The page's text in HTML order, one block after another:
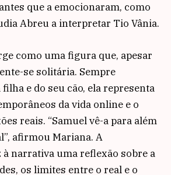
que a emocionaram, como
Abreu a interpretar Tio Vânia.
como uma figura que, apesar
se solitária. Sempre
e do seu cão, ela representa
da vida online e o
reais. “Samuel vê-a para além
afirmou Mariana. A
narrativa uma reflexão sobre a
os limites entre o real e o